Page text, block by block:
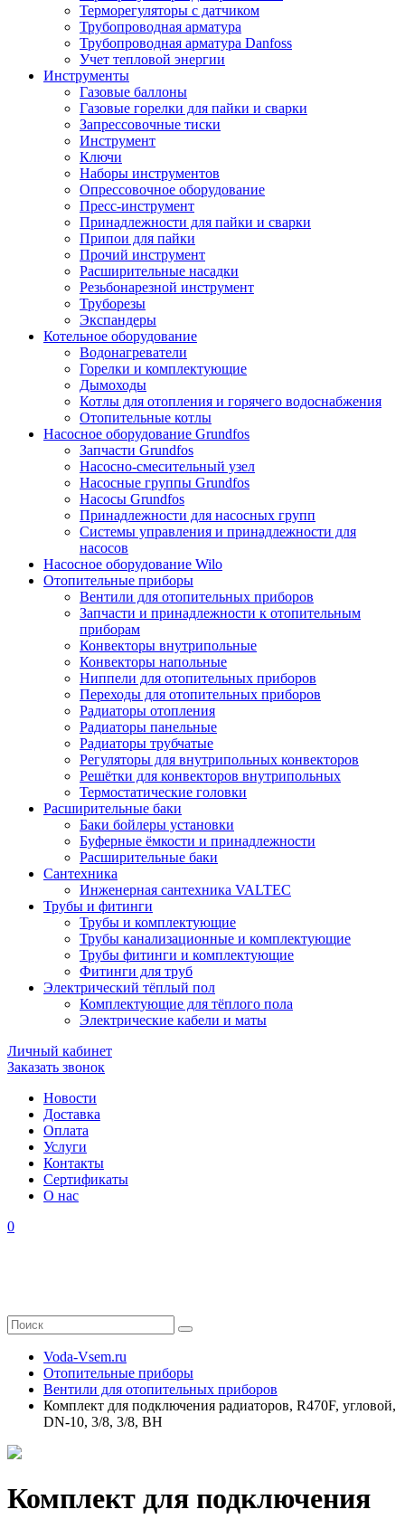
Терморегуляторы с датчиком
Трубопроводная арматура
Трубопроводная арматура Danfoss
Учет тепловой энергии
Инструменты
Газовые баллоны
Газовые горелки для пайки и сварки
Запрессовочные тиски
Инструмент
Ключи
Наборы инструментов
Опрессовочное оборудование
Пресс-инструмент
Принадлежности для пайки и сварки
Припои для пайки
Прочий инструмент
Расширительные насадки
Резьбонарезной инструмент
Труборезы
Экспандеры
Котельное оборудование
Водонагреватели
Горелки и комплектующие
Дымоходы
Котлы для отопления и горячего водоснабжения
Отопительные котлы
Насосное оборудование Grundfos
Запчасти Grundfos
Насосно-смесительный узел
Насосные группы Grundfos
Насосы Grundfos
Принадлежности для насосных групп
Системы управления и принадлежности для
насосов
Насосное оборудование Wilo
Отопительные приборы
Вентили для отопительных приборов
Запчасти и принадлежности к отопительным
приборам
Конвекторы внутрипольные
Конвекторы напольные
Ниппели для отопительных приборов
Переходы для отопительных приборов
Радиаторы отопления
Радиаторы панельные
Радиаторы трубчатые
Регуляторы для внутрипольных конвекторов
Решётки для конвекторов внутрипольных
Термостатические головки
Расширительные баки
Баки бойлеры установки
Буферные ёмкости и принадлежности
Расширительные баки
Сантехника
Инженерная сантехника VALTEC
Трубы и фитинги
Трубы и комплектующие
Трубы канализационные и комплектующие
Трубы фитинги и комплектующие
Фитинги для труб
Электрический тёплый пол
Комплектующие для тёплого пола
Электрические кабели и маты
Личный кабинет
Заказать звонок
Новости
Доставка
Оплата
Услуги
Контакты
Cертификаты
О нас
0
Voda-Vsem.ru
Отопительные приборы
Вентили для отопительных приборов
Комплект для подключения радиаторов, R470F, угловой,
DN-10, 3/8, 3/8, ВН
Комплект для подключения